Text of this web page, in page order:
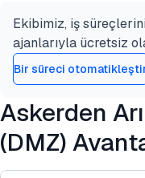
Ekibimiz, iş
ajanlarıyla ücretsiz
Bir süreci
Askerden
(DMZ)